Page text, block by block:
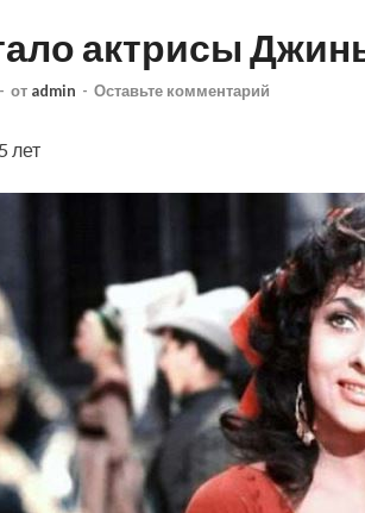
актрисы
- от admin - Оставьте комментарий
лет